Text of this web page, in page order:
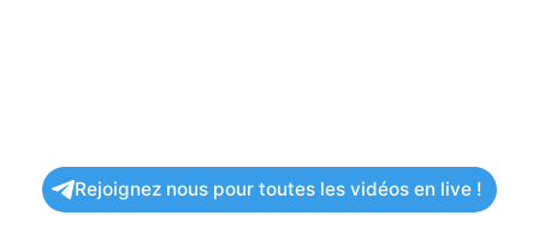
Rejoignez nous pour toutes les vidéos en live !